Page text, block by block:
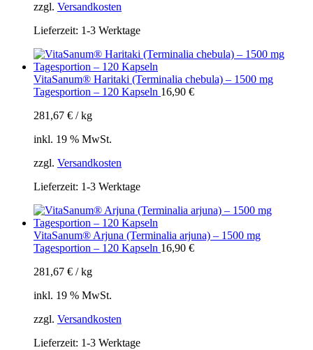
zzgl. Versandkosten
Lieferzeit: 1-3 Werktage
VitaSanum® Haritaki (Terminalia chebula) – 1500 mg
Tagesportion – 120 Kapseln 16,90 €
281,67 € /kg
inkl. 19 % MwSt.
zzgl. Versandkosten
Lieferzeit: 1-3 Werktage
VitaSanum® Arjuna (Terminalia arjuna) – 1500 mg
Tagesportion – 120 Kapseln 16,90 €
281,67 € /kg
inkl. 19 % MwSt.
zzgl. Versandkosten
Lieferzeit: 1-3 Werktage